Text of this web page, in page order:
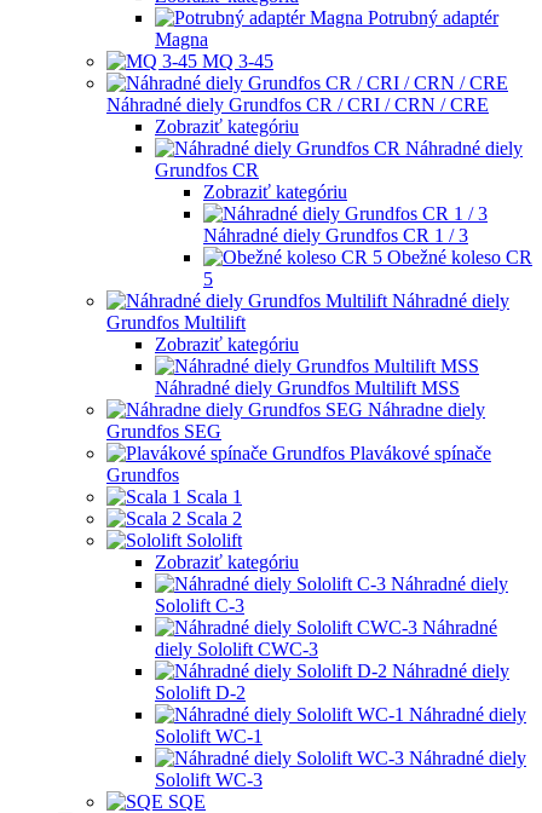
Potrubný adaptér
Magna
MQ 3-45
Náhradné diely Grundfos CR / CRI / CRN / CRE
Zobraziť kategóriu
Náhradné diely
Grundfos CR
Zobraziť kategóriu
Náhradné diely Grundfos CR 1 / 3
Obežné koleso CR
5
Náhradné diely
Grundfos Multilift
Zobraziť kategóriu
Náhradné diely Grundfos Multilift MSS
Náhradne diely
Grundfos SEG
Plavákové spínače
Grundfos
Scala 1
Scala 2
Sololift
Zobraziť kategóriu
Náhradné diely
Sololift C-3
Náhradné
diely Sololift CWC-3
Náhradné diely
Sololift D-2
Náhradné diely
Sololift WC-1
Náhradné diely
Sololift WC-3
SQE